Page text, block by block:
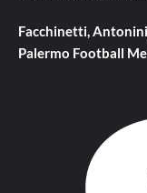
Facchinetti,
Palermo Football